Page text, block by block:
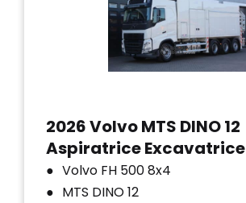
2026 Volvo MTS DINO 12
Aspiratrice Excavatrice
Volvo FH 500 8x4
MTS DINO 12